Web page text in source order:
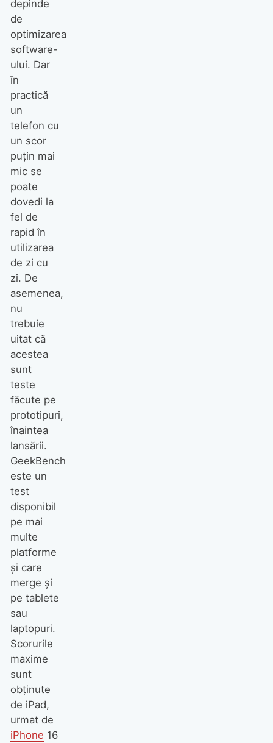
depinde
de
optimizarea
software-
ului. Dar
în
practică
un
telefon cu
un scor
puțin mai
mic se
poate
dovedi la
fel de
rapid în
utilizarea
de zi cu
zi. De
asemenea,
nu
trebuie
uitat că
acestea
sunt
teste
făcute pe
prototipuri,
înaintea
lansării.
GeekBench
este un
test
disponibil
pe mai
multe
platforme
și care
merge și
pe tablete
sau
laptopuri.
Scorurile
maxime
sunt
obținute
de iPad,
urmat de
iPhone 16